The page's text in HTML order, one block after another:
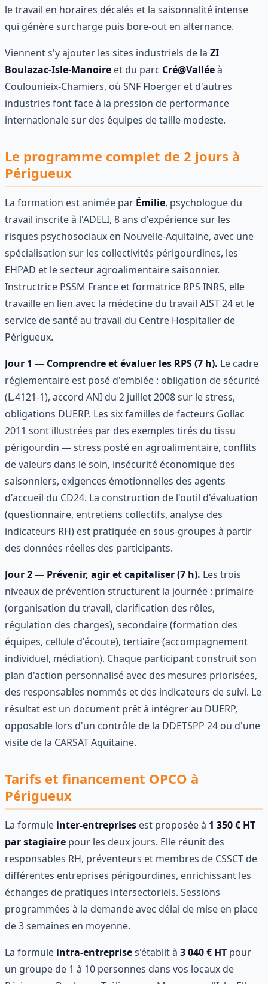
le travail en horaires décalés et la saisonnalité intense
qui génère surcharge puis bore-out en alternance.
Viennent s'y ajouter les sites industriels de la ZI
Boulazac-Isle-Manoire et du parc Cré@Valléeà
Coulounieix-Chamiers, où SNF Floerger et d'autres
industries font face à la pression de performance
internationale sur des équipes de taille modeste.
Le programme complet de 2 jours à
Périgueux
La formation est animée par Émilie, psychologue du
travail inscrite à l'ADELI, 8 ans d'expérience sur les
risques psychosociaux en Nouvelle-Aquitaine, avec une
spécialisation sur les collectivités périgourdines, les
EHPAD et le secteur agroalimentaire saisonnier.
Instructrice PSSM France et formatrice RPS INRS, elle
travaille en lien avec la médecine du travail AIST 24 et le
service de santé au travail du Centre Hospitalier de
Périgueux.
Jour 1 — Comprendre et évaluer les RPS (7 h). Le cadre
réglementaire est posé d'emblée : obligation de sécurité
(L.4121-1), accord ANI du 2 juillet 2008 sur le stress,
obligations DUERP. Les six familles de facteurs Gollac
2011 sont illustrées par des exemples tirés du tissu
périgourdin — stress posté en agroalimentaire, conflits
de valeurs dans le soin, insécurité économique des
saisonniers, exigences émotionnelles des agents
d'accueil du CD24. La construction de l'outil d'évaluation
(questionnaire, entretiens collectifs, analyse des
indicateurs RH) est pratiquée en sous-groupes à partir
des données réelles des participants.
Jour 2 — Prévenir, agir et capitaliser (7 h). Les trois
niveaux de prévention structurent la journée : primaire
(organisation du travail, clarification des rôles,
régulation des charges), secondaire (formation des
équipes, cellule d'écoute), tertiaire (accompagnement
individuel, médiation). Chaque participant construit son
plan d'action personnalisé avec des mesures priorisées,
des responsables nommés et des indicateurs de suivi. Le
résultat est un document prêt à intégrer au DUERP,
opposable lors d'un contrôle de la DDETSPP 24 ou d'une
visite de la CARSAT Aquitaine.
Tarifs et financement OPCO à
Périgueux
La formule inter-entreprises est proposée à 1 350 € HT
par stagiaire pour les deux jours. Elle réunit des
responsables RH, préventeurs et membres de CSSCT de
différentes entreprises périgourdines, enrichissant les
échanges de pratiques intersectoriels. Sessions
programmées à la demande avec délai de mise en place
de 3 semaines en moyenne.
La formule intra-entreprises'établit à 3 040 € HT pour
un groupe de 1 à 10 personnes dans vos locaux de